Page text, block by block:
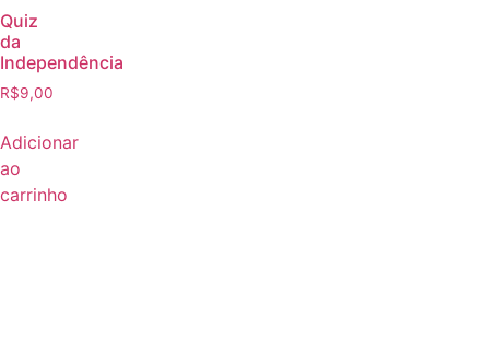
Quiz
da
Independência
R$9,00
Adicionar
ao
carrinho